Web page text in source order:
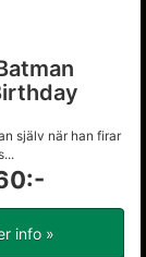
själv när han firar
info »